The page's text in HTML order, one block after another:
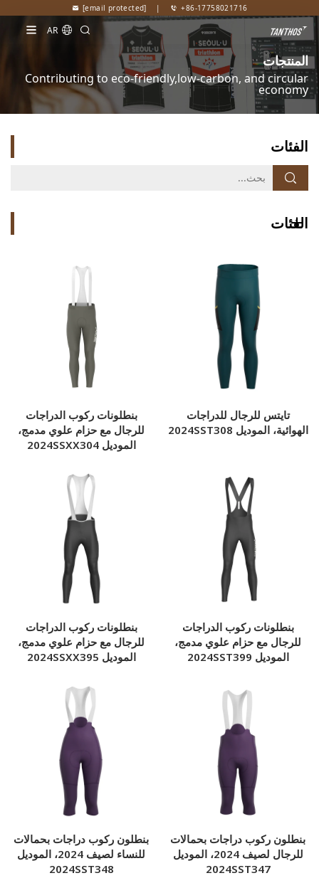
[email protected] | +86-17758021716
AR
المنتجات
Contributing to eco-friendly,low-carbon, and circular
economy
الفئات
الفئات
تايتس للرجال للدراجات
الهوائية، الموديل 2024SST308
بنطلونات ركوب الدراجات
للرجال مع حزام علوي مدمج،
الموديل 2024SSXX304
بنطلونات ركوب الدراجات
للرجال مع حزام علوي مدمج،
الموديل 2024SST399
بنطلونات ركوب الدراجات
للرجال مع حزام علوي مدمج،
الموديل 2024SSXX395
بنطلون ركوب دراجات بحمالات
للرجال لصيف 2024، الموديل
2024SST347
بنطلون ركوب دراجات بحمالات
للنساء لصيف 2024، الموديل
2024SST348